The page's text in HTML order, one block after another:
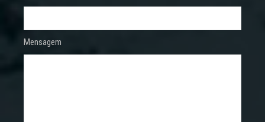
Mensagem